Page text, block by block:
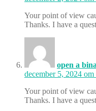
Your point of view
Thanks. I have a
open a
december 5, 2024
Your point of view
Thanks. I have a